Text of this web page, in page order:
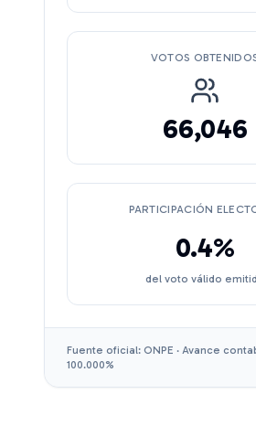
VOTOS
66,046
PARTICIPACIÓN
0.4%
del voto válido
Fuente oficial: ONPE · Avance
100.000%